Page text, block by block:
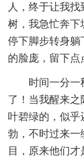
人，终于让我
树，我急忙奔下
停下脚步转身
的脸庞，留下点
时间一分一
了！当我醒来
叶碧绿的，似
勃，不时过来一
目，原来他们